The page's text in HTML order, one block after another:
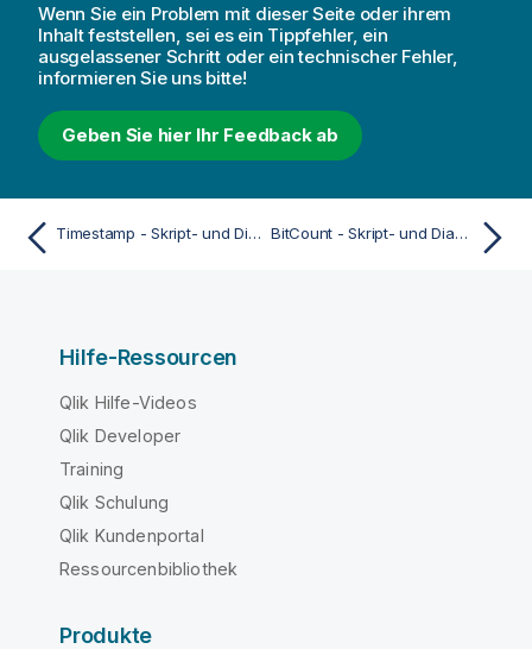
Wenn Sie ein Problem mit dieser Seite oder ihrem
Inhalt feststellen, sei es ein Tippfehler, ein
ausgelassener Schritt oder ein technischer Fehler,
informieren Sie uns bitte!
Geben Sie hier Ihr Feedback ab
Timestamp - Skript- und Diagrammfunktion BitCount - Skript- und Diagrammfunktion
Hilfe-Ressourcen
Qlik Hilfe-Videos
Qlik Developer
Training
Qlik Schulung
Qlik Kundenportal
Ressourcenbibliothek
Produkte